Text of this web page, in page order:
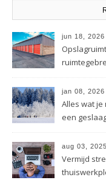
jun 18, 2026
jan 08, 2026
Alles wat
een
aug 03, 2025
Vermijd